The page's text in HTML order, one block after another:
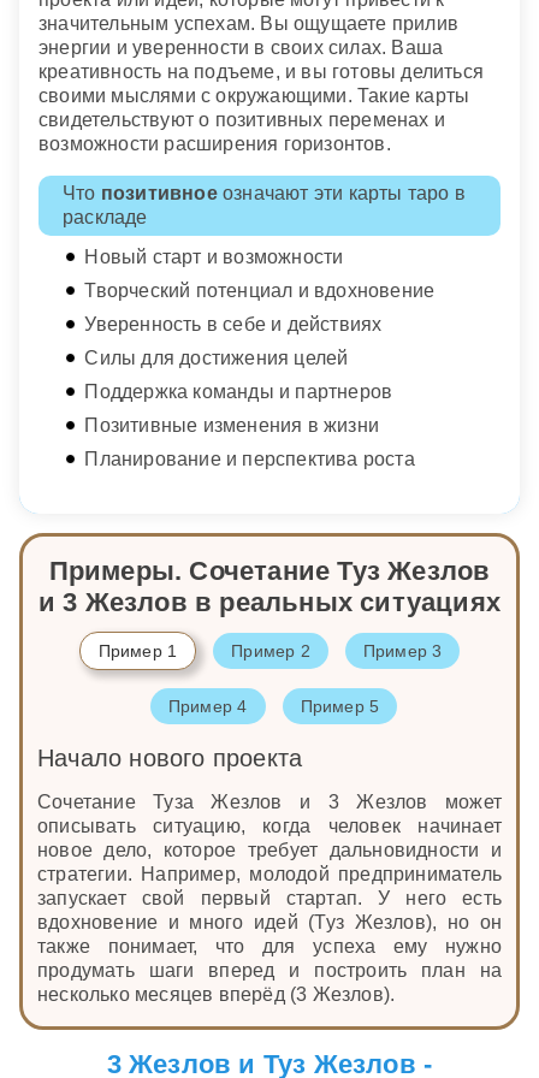
значительным успехам. Вы ощущаете прилив
энергии и уверенности в своих силах. Ваша
креативность на подъеме, и вы готовы делиться
своими мыслями с окружающими. Такие карты
свидетельствуют о позитивных переменах и
возможности расширения горизонтов.
Что позитивноеозначают эти карты таро в
раскладе
Новый старт и возможности
Творческий потенциал и вдохновение
Уверенность в себе и действиях
Силы для достижения целей
Поддержка команды и партнеров
Позитивные изменения в жизни
Планирование и перспектива роста
Примеры. Сочетание Туз Жезлов
и 3 Жезлов в реальных ситуациях
Пример 1 Пример 2 Пример 3
Пример 4 Пример 5
Начало нового проекта
Сочетание Туза Жезлов и 3 Жезлов может
описывать ситуацию, когда человек начинает
новое дело, которое требует дальновидности и
стратегии. Например, молодой предприниматель
запускает свой первый стартап. У него есть
вдохновение и много идей (Туз Жезлов), но он
также понимает, что для успеха ему нужно
продумать шаги вперед и построить план на
несколько месяцев вперёд (3 Жезлов).
3 Жезлов и Туз Жезлов -